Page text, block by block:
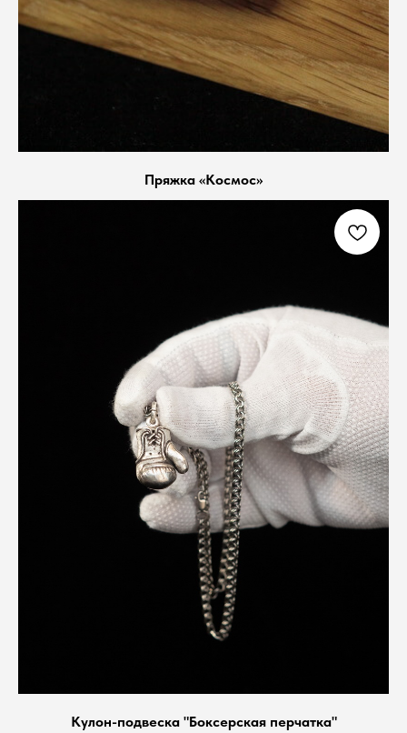
Пряжка «Космос»
Кулон-подвеска "Боксерская перчатка"